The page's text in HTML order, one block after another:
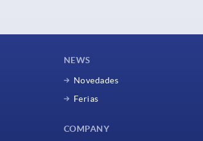
NEWS
Novedades
Ferias
COMPANY